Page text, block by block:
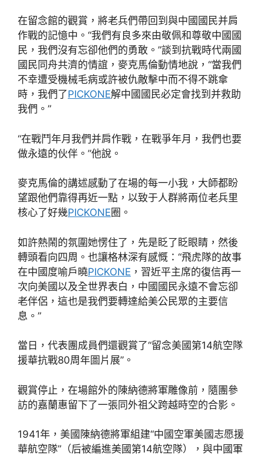
在留念館的觀賞，將老兵們帶回到與中國國民并肩
作戰的記憶中。“我們有良多來由敬佩和尊敬中國國
民，我們沒有忘卻他們的勇敢。”談到抗戰時代兩國
國民同舟共濟的情誼，麥克馬倫動情地說，“當我們
不幸遭受機械毛病或許被仇敵擊中而不得不跳傘
時，我們了PICKONE解中國國民必定會找到并救助
我們。”
“在戰鬥年月我們并肩作戰，在戰爭年月，我們也要
做永遠的伙伴。”他說。
麥克馬倫的講述感動了在場的每一小我，大師都盼
望跟他們靠得再近一點，以致于人群將兩位老兵里
核心了好幾PICKONE 圈。
如許熱鬧的氛圍她愣住了，先是眨了眨眼睛，然後
轉頭看向四周。也讓格林深有感慨：“飛虎隊的故事
在中國度喻戶曉PICKONE ，習近平主席的復信再一
次向美國以及全世界表白，中國國民永遠不會忘卻
老伴侶，這也是我們要轉達給美公民眾的主要信
息。”
當日，代表團成員們還觀賞了“留念美國第14航空隊
援華抗戰80周年圖片展”。
觀賞停止，在場館外的陳納德將軍雕像前，隨團參
訪的嘉蘭惠留下了一張同外祖父跨越時空的合影。
1941年，美國陳納德將軍組建“中國空軍美國志愿援
華航空隊”（后被編進美國第14航空隊），與中國軍